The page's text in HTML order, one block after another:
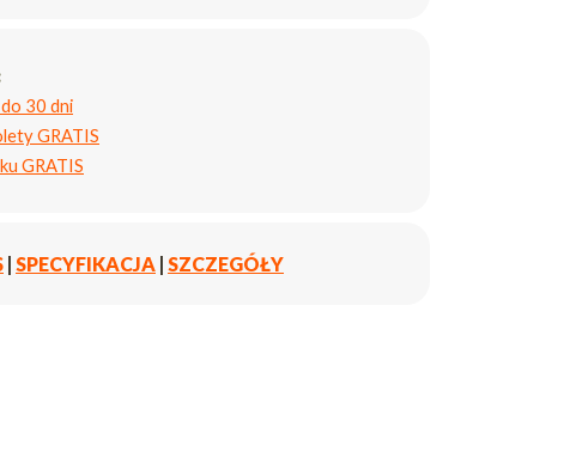
30 dni
GRATIS
GRATIS
| SPECYFIKACJA | SZCZEGÓŁY